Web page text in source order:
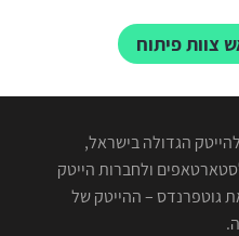
צוות פיתוח
הגדולה בישראל,
ולחברות הייטק
גוטפרנדס – ההייטק של